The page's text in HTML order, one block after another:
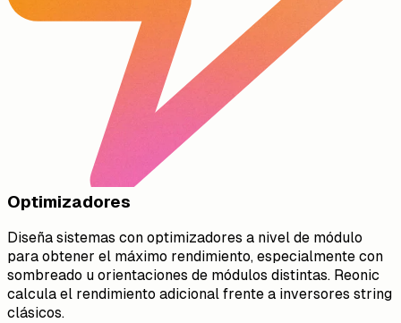
Optimizadores
Diseña sistemas con optimizadores a nivel de módulo
para obtener el máximo rendimiento, especialmente con
sombreado u orientaciones de módulos distintas. Reonic
calcula el rendimiento adicional frente a inversores string
clásicos.